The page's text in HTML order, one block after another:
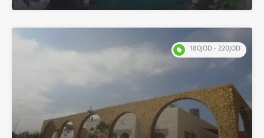
180JOD - 220JOD